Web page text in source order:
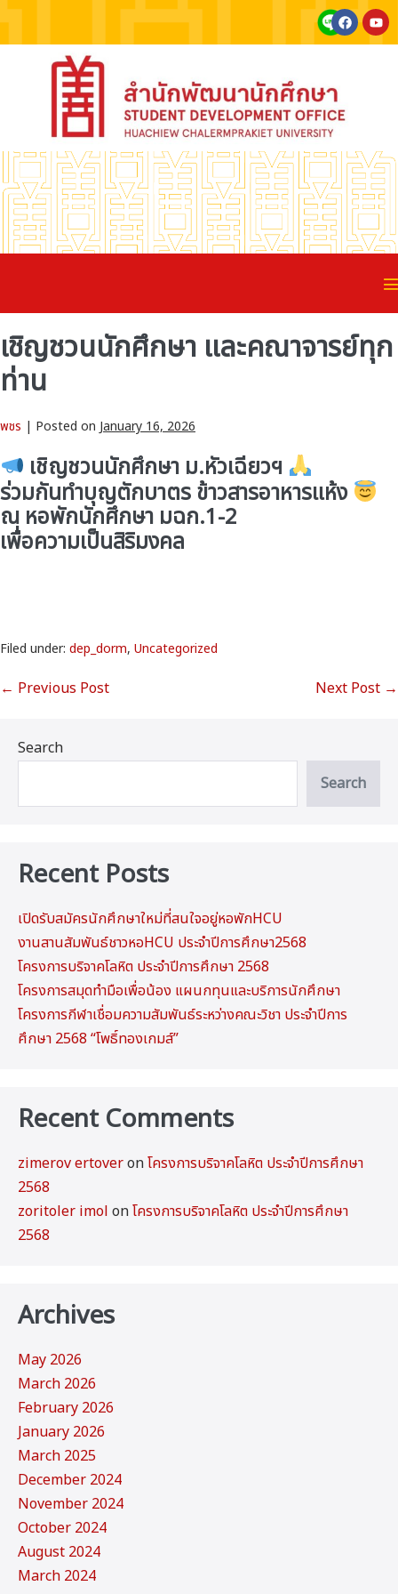
เชิญชวนนักศึกษา และคณาจารย์ทุก
ท่าน
พชร | Posted on January 16, 2026
เชิญชวนนักศึกษา ม.หัวเฉียวฯ
ร่วมกันทำบุญตักบาตร ข้าวสารอาหารแห้ง
ณ หอพักนักศึกษา มฉก.1-2
เพื่อความเป็นสิริมงคล
Filed under: dep_dorm, Uncategorized
← Previous Post Next Post →
Search
Search
Recent Posts
เปิดรับสมัครนักศึกษาใหม่ที่สนใจอยู่หอพักHCU
งานสานสัมพันธ์ชาวหอHCU ประจำปีการศึกษา2568
โครงการบริจาคโลหิต ประจำปีการศึกษา 2568
โครงการสมุดทำมือเพื่อน้อง แผนกทุนและบริการนักศึกษา
โครงการกีฬาเชื่อมความสัมพันธ์ระหว่างคณะวิชา ประจำปีการ
ศึกษา 2568 “โพธิ์ทองเกมส์”
Recent Comments
zimerov ertoveronโครงการบริจาคโลหิต ประจำปีการศึกษา
2568
zoritoler imol onโครงการบริจาคโลหิต ประจำปีการศึกษา
2568
Archives
May 2026
March 2026
February 2026
January 2026
March 2025
December 2024
November 2024
October 2024
August 2024
March 2024